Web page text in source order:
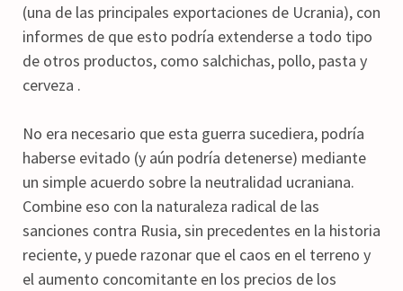
(una de las principales exportaciones de Ucrania), con
informes de que esto podría extenderse a todo tipo
de otros productos, como salchichas, pollo, pasta y
cerveza .
No era necesario que esta guerra sucediera, podría
haberse evitado (y aún podría detenerse) mediante
un simple acuerdo sobre la neutralidad ucraniana.
Combine eso con la naturaleza radical de las
sanciones contra Rusia, sin precedentes en la historia
reciente, y puede razonar que el caos en el terreno y
el aumento concomitante en los precios de los